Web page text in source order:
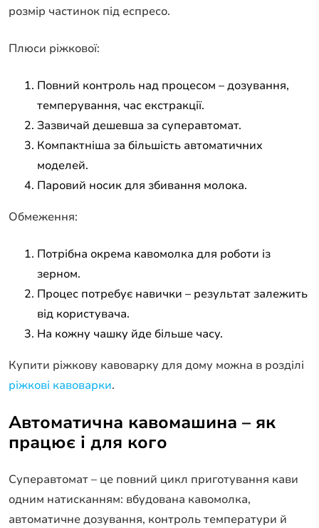
розмір частинок під еспресо.
Плюси ріжкової:
Повний контроль над процесом – дозування,
темперування, час екстракції.
Зазвичай дешевша за суперавтомат.
Компактніша за більшість автоматичних
моделей.
Паровий носик для збивання молока.
Обмеження:
Потрібна окрема кавомолка для роботи із
зерном.
Процес потребує навички – результат залежить
від користувача.
На кожну чашку йде більше часу.
Купити ріжкову кавоварку для дому можна в розділі
ріжкові кавоварки.
Автоматична кавомашина – як
працює і для кого
Суперавтомат – це повний цикл приготування кави
одним натисканням: вбудована кавомолка,
автоматичне дозування, контроль температури й